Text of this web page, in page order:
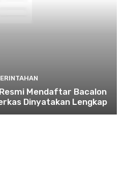
Mendaftar Bacalon
Dinyatakan Lengkap